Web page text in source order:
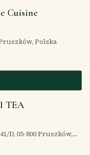
Cuisine
Polska
TEA
D, 05-800 Pruszków,